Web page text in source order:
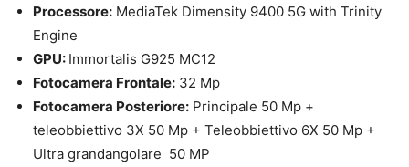
Processore: MediaTek Dimensity 9400 5G with Trinity
Engine
GPU: Immortalis G925 MC12
Fotocamera Frontale: 32 Mp
Fotocamera Posteriore: Principale 50 Mp +
teleobbiettivo 3X 50 Mp + Teleobbiettivo 6X 50 Mp +
Ultra grandangolare 50 MP